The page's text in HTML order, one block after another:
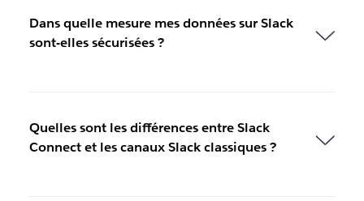
Dans quelle mesure mes données sur Slack
sont-elles sécurisées ?
Quelles sont les différences entre Slack
Connect et les canaux Slack classiques ?